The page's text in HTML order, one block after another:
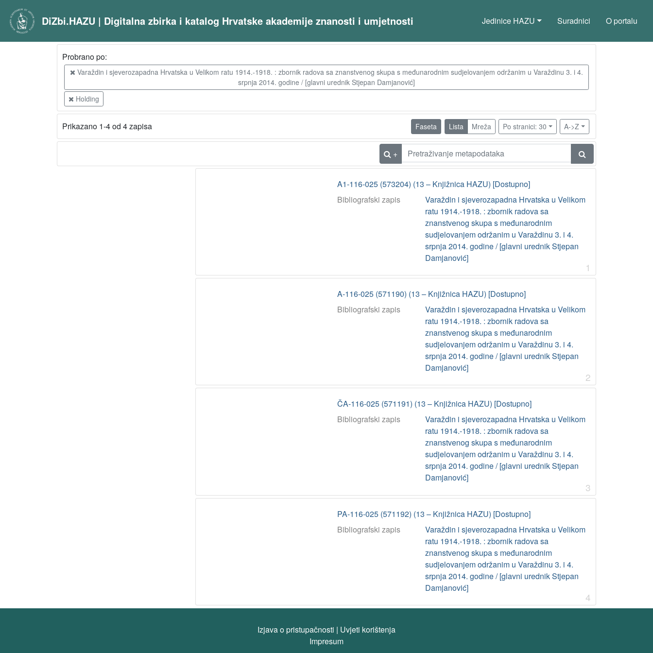
DiZbi.HAZU | Digitalna zbirka i katalog Hrvatske akademije znanosti i umjetnosti Jedinice HAZU Suradnici O portalu
Probrano po:
Varaždin i sjeverozapadna Hrvatska u Velikom ratu 1914.-1918. : zbornik radova sa znanstvenog skupa s međunarodnim sudjelovanjem održanim u Varaždinu 3. i 4.
srpnja 2014. godine / [glavni urednik Stjepan Damjanović]
Holding
Prikazano 1-4 od 4 zapisa Faseta Lista Mreža Po stranici: 30 A->Z
+
A1-116-025 (573204) (13 – Knjižnica HAZU) [Dostupno]
Bibliografski zapis
Varaždin i sjeverozapadna Hrvatska u Velikom
ratu 1914.-1918. : zbornik radova sa
znanstvenog skupa s međunarodnim
sudjelovanjem održanim u Varaždinu 3. i 4.
srpnja 2014. godine / [glavni urednik Stjepan
Damjanović]
1
A-116-025 (571190) (13 – Knjižnica HAZU) [Dostupno]
Bibliografski zapis
Varaždin i sjeverozapadna Hrvatska u Velikom
ratu 1914.-1918. : zbornik radova sa
znanstvenog skupa s međunarodnim
sudjelovanjem održanim u Varaždinu 3. i 4.
srpnja 2014. godine / [glavni urednik Stjepan
Damjanović]
2
ČA-116-025 (571191) (13 – Knjižnica HAZU) [Dostupno]
Bibliografski zapis
Varaždin i sjeverozapadna Hrvatska u Velikom
ratu 1914.-1918. : zbornik radova sa
znanstvenog skupa s međunarodnim
sudjelovanjem održanim u Varaždinu 3. i 4.
srpnja 2014. godine / [glavni urednik Stjepan
Damjanović]
3
PA-116-025 (571192) (13 – Knjižnica HAZU) [Dostupno]
Bibliografski zapis
Varaždin i sjeverozapadna Hrvatska u Velikom
ratu 1914.-1918. : zbornik radova sa
znanstvenog skupa s međunarodnim
sudjelovanjem održanim u Varaždinu 3. i 4.
srpnja 2014. godine / [glavni urednik Stjepan
Damjanović]
4
Izjava o pristupačnosti | Uvjeti korištenja
Impresum